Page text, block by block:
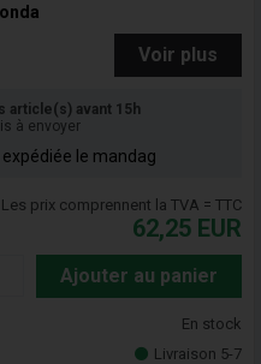
Voir plus
article(s) avant 15h
à envoyer
le mandag
Les prix comprennent la TVA = TTC
62,25 EUR
Ajouter au panier
En stock
Livraison 5-7